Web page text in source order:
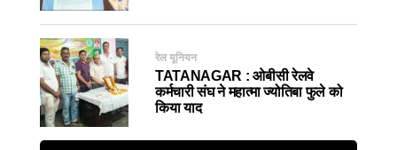
रेल यूनियन
TATANAGAR : ओबीसी रेलवे
कर्मचारी संघ ने महात्मा ज्योतिबा फुले को
किया याद